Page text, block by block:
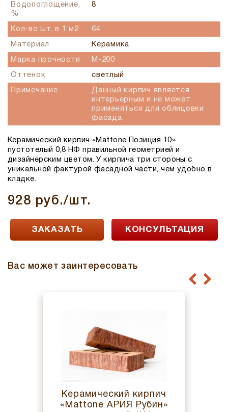
Водопоглощение,
%
8
Кол-во шт. в 1 м2 64
Материал Керамика
Марка прочности М-200
Оттенок светлый
Примечание
Данный кирпич является
интерьерным и не может
применяться для облицовки
фасада.
Керамический кирпич «Mattone Позиция 10»
пустотелый 0,8 НФ правильной геометрией и
дизайнерским цветом. У кирпича три стороны с
уникальной фактурой фасадной части, чем удобно в
кладке.
928 руб./шт.
ЗАКАЗАТЬ КОНСУЛЬТАЦИЯ
Вас может заинтересовать
Керамический кирпич
«Mattone АРИЯ Рубин»